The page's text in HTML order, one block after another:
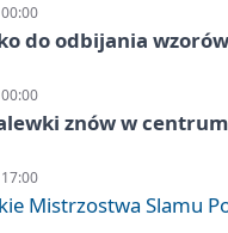
do odbijania
znów w
Mistrzostwa Slamu